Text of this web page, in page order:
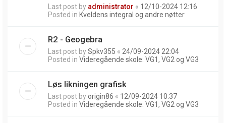
Last post by administrator « 12/10-2024 12:16
Posted in Kveldens integral og andre nøtter
R2 - Geogebra
Last post bySpkv355 « 24/09-2024 22:04
Posted in Videregående skole: VG1, VG2 og VG3
Løs likningen grafisk
Last post byorigin86 « 12/09-2024 10:37
Posted in Videregående skole: VG1, VG2 og VG3